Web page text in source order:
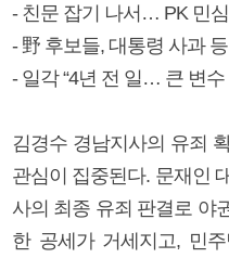
- 친문 잡기 나서… PK 민
- 野 후보들, 대통령 사과
- 일각 “4년 전 일… 큰 변수
김경수 경남지사의 유죄
관심이 집중된다. 문재인
사의 최종 유죄 판결로 야
한 공세가 거세지고, 민